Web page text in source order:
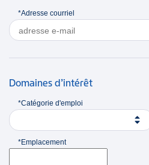
*Adresse courriel
Domaines d’intérêt
*Catégorie d'emploi
*Emplacement